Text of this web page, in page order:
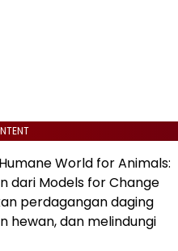
World for Animals:
dari Models for Change
perdagangan daging
hewan, dan melindungi